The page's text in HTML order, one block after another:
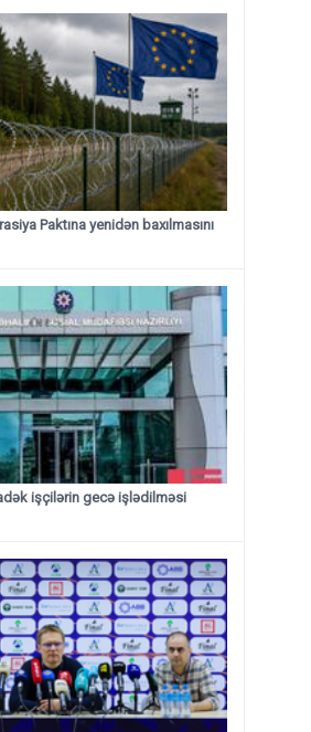
Paktına yenidən baxılmasını
işçilərin gecə işlədilməsi